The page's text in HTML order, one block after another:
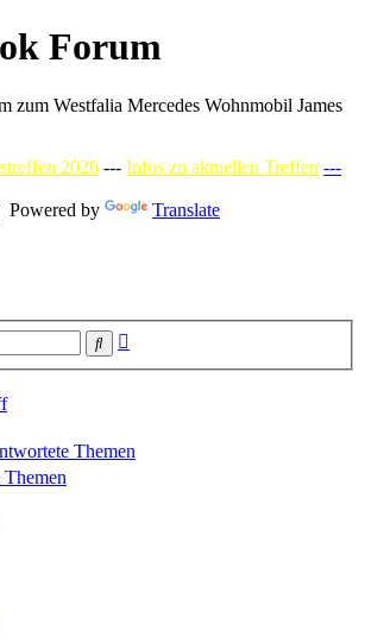
Forum
zum Westfalia Mercedes Wohnmobil James
2026 --- Infos zu aktuellen Treffen ---
Powered by
Translate
Suche
Themen